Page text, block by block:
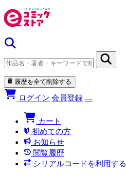
履歴を全て削除する
ログイン 会員登録
カート
初めての方
お知らせ
閲覧履歴
シリアルコードを利用する